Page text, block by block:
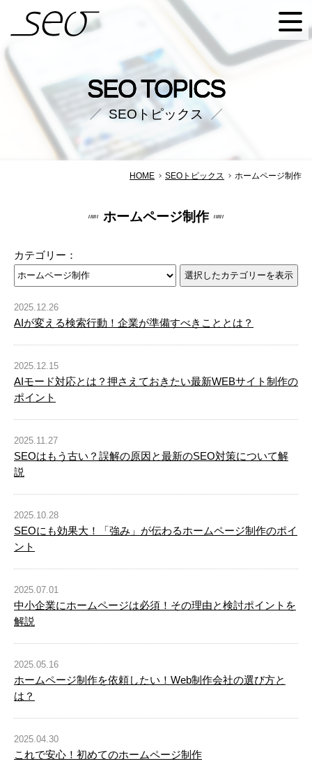
SEO TOPICS
SEOトピックス
HOME SEOトピックス ホームページ制作
ホームページ制作
カテゴリー：
2025.12.26
AIが変える検索行動！企業が準備すべきこととは？
2025.12.15
AIモード対応とは？押さえておきたい最新WEBサイト制作の
ポイント
2025.11.27
SEOはもう古い？誤解の原因と最新のSEO対策について解
説
2025.10.28
SEOにも効果大！「強み」が伝わるホームページ制作のポイ
ント
2025.07.01
中小企業にホームページは必須！その理由と検討ポイントを
解説
2025.05.16
ホームページ制作を依頼したい！Web制作会社の選び方と
は？
2025.04.30
これで安心！初めてのホームページ制作